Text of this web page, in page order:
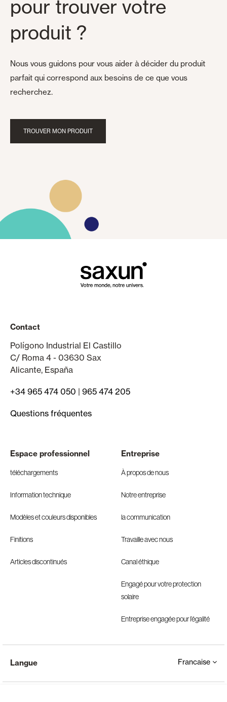
pour trouver votre
produit ?
Nous vous guidons pour vous aider à décider du produit
parfait qui correspond aux besoins de ce que vous
recherchez.
TROUVER MON PRODUIT
Contact
Polígono Industrial El Castillo
C/ Roma 4 - 03630 Sax
Alicante, España
+34 965 474 050 | 965 474 205
Questions fréquentes
Espace professionnel
téléchargements
Information technique
Modèles et couleurs disponibles
Finitions
Articles discontinués
Entreprise
À propos de nous
Notre entreprise
la communication
Travaille avec nous
Canal éthique
Engagé pour votre protection
solaire
Entreprise engagée pour l’égalité
Langue Francaise